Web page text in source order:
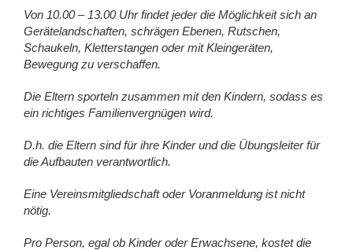
Von 10.00 – 13.00 Uhr findet jeder die Möglichkeit sich an
Gerätelandschaften, schrägen Ebenen, Rutschen,
Schaukeln, Kletterstangen oder mit Kleingeräten,
Bewegung zu verschaffen.
Die Eltern sporteln zusammen mit den Kindern, sodass es
ein richtiges Familienvergnügen wird.
D.h. die Eltern sind für ihre Kinder und die Übungsleiter für
die Aufbauten verantwortlich.
Eine Vereinsmitgliedschaft oder Voranmeldung ist nicht
nötig.
Pro Person, egal ob Kinder oder Erwachsene, kostet die